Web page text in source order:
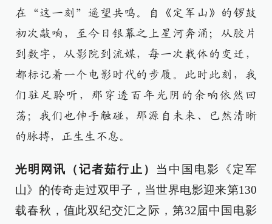
在“这一刻”遥望共鸣。自《定军山》的锣鼓
初次敲响，至今日银幕之上星河奔涌；从胶片
到数字，从影院到流媒，每一次载体的变迁，
都标记着一个电影时代的步履。此时此刻，我
们驻足聆听，那穿透百年光阴的余响依然回
荡；我们也伸手触碰，那源自未来、已然清晰
的脉搏，正生生不息。
光明网讯（记者茹行止） 当中国电影《定军
山》的传奇走过双甲子，当世界电影迎来第130
载春秋，值此双纪交汇之际，第32届中国电影